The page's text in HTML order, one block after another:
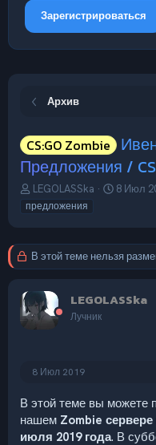
Зарегистрироваться
Архив
CS:GO Zombie
Предложения /
А
в
т
р
т
ы
LEGOLASSka
Д
н
а
л
8 Июл
предложения
В этой теме нельзя
LEGOLASSka
Лучник
8 Июл 2019
В этой теме вы можете
нашем Zombie сервере
июля 2019 года. В